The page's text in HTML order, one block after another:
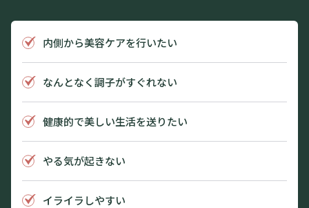
内側から美容ケアを行いたい
なんとなく調子がすぐれない
健康的で美しい生活を送りたい
やる気が起きない
イライラしやすい